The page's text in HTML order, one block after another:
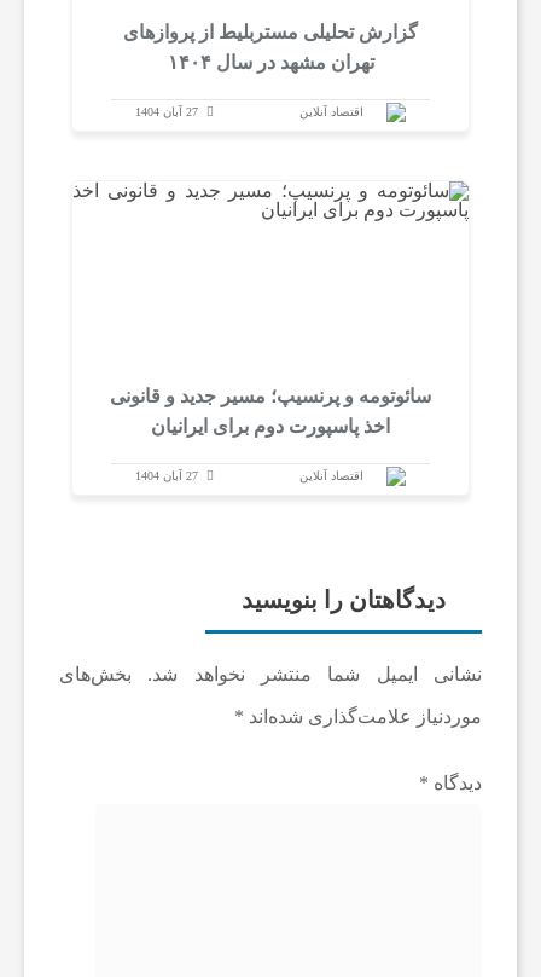
گزارش تحلیلی مستربلیط از پروازهای
تهران مشهد در سال ۱۴۰۴
اقتصاد آنلاین 27 آبان 1404
سائوتومه و پرنسیپ؛ مسیر جدید و قانونی
اخذ پاسپورت دوم برای ایرانیان
اقتصاد آنلاین 27 آبان 1404
دیدگاهتان را بنویسید
نشانی ایمیل شما منتشر نخواهد شد. بخش‌های
موردنیاز علامت‌گذاری شده‌اند *
دیدگاه *